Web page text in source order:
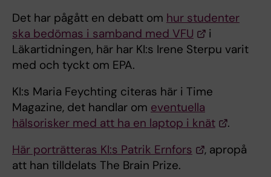
Det har pågått en debatt om hur studenter
ska bedömas i samband med VFU
i
Läkartidningen, här har KI:s Irene Sterpu varit
med och tyckt om EPA.
KI:s Maria Feychting citeras här i Time
Magazine, det handlar om eventuella
hälsorisker med att ha en laptop i knät
.
Här porträtteras KI:s Patrik Ernfors
, apropå
att han tilldelats The Brain Prize.